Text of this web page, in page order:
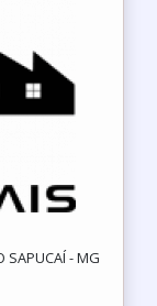
SAPUCAÍ - MG